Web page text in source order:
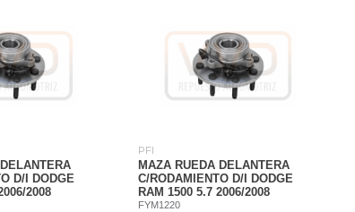
D/I DODGE
2008
PFI
MAZA RUEDA DELANTERA
C/RODAMIENTO D/I DODGE
RAM 1500 5.7 2006/2008
FYM1220